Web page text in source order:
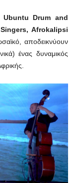
Ubuntu Drum and
Αfrokalipsi
αποδεικνύουν
ένας δυναμικός